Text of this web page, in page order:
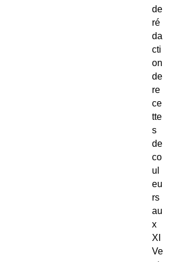
de
ré
da
cti
on
de
re
ce
tte
s
de
co
ul
eu
rs
au
x
XI
Ve